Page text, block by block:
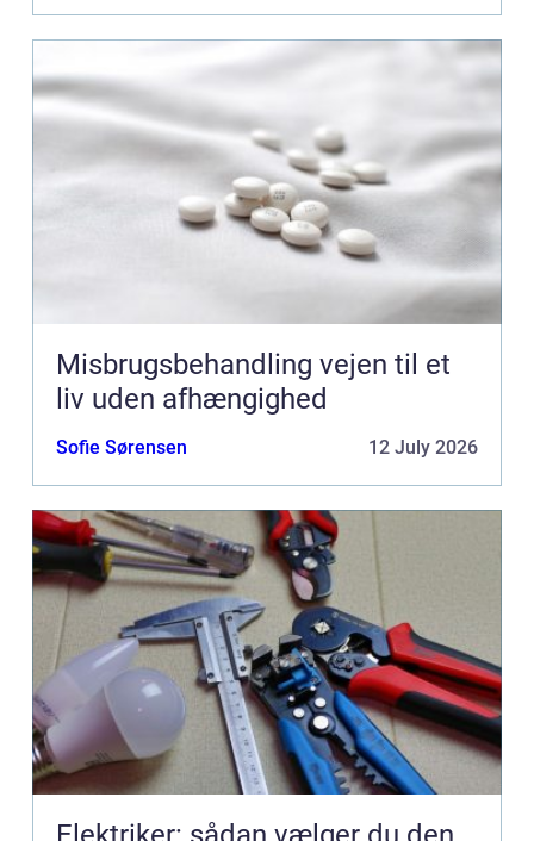
Misbrugsbehandling vejen til et
liv uden afhængighed
Sofie Sørensen 12 July 2026